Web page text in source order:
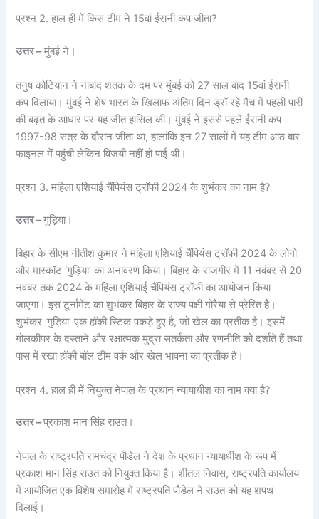
प्रश्न 2. हाल ही में किस टीम ने 15वां ईरानी कप जीता?
उत्तर –मुंबई ने।
तनुष कोटियान ने नाबाद शतक के दम पर मुंबई को 27 साल बाद 15वां ईरानी
कप दिलाया। मुंबई ने शेष भारत के खिलाफ अंतिम दिन ड्रॉ रहे मैच में पहली पारी
की बढ़त के आधार पर यह जीत हासिल की। मुंबई ने इससे पहले ईरानी कप
1997-98 सत्र के दौरान जीता था, हालांकि इन 27 सालों में यह टीम आठ बार
फाइनल में पहुंची लेकिन विजयी नहीं हो पाई थी।
प्रश्न 3. महिला एशियाई चैंपियंस ट्रॉफी 2024 के शुभंकर का नाम है?
उत्तर –गुड़िया।
बिहार के सीएम नीतीश कुमार ने महिला एशियाई चैंपियंस ट्रॉफी 2024 के लोगो
और मास्कॉट ‘गुड़िया’ का अनावरण किया। बिहार के राजगीर में 11 नवंबर से 20
नवंबर तक 2024 के महिला एशियाई चैंपियंस ट्रॉफी का आयोजन किया
जाएगा। इस टूर्नामेंट का शुभंकर बिहार के राज्य पक्षी गोरैया से प्रेरित है।
शुभंकर ‘गुड़िया’ एक हॉकी स्टिक पकड़े हुए है, जो खेल का प्रतीक है। इसमें
गोलकीपर के दस्ताने और रक्षात्मक मुद्रा सतर्कता और रणनीति को दर्शाते हैं तथा
पास में रखा हॉकी बॉल टीम वर्क और खेल भावना का प्रतीक है।
प्रश्न 4. हाल ही में नियुक्त नेपाल के प्रधान न्यायाधीश का नाम क्या है?
उत्तर –प्रकाश मान सिंह राउत।
नेपाल के राष्ट्रपति रामचंद्र पौडेल ने देश के प्रधान न्यायाधीश के रूप में
प्रकाश मान सिंह राउत को नियुक्त किया है। शीतल निवास, राष्ट्रपति कार्यालय
में आयोजित एक विशेष समारोह में राष्ट्रपति पौडेल ने राउत को यह शपथ
दिलाई।